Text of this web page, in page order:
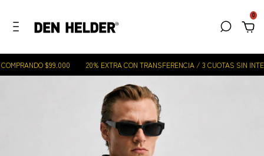
0
$99.000 20% EXTRA CON TRANSFERENCIA / 3 CUOTAS SIN